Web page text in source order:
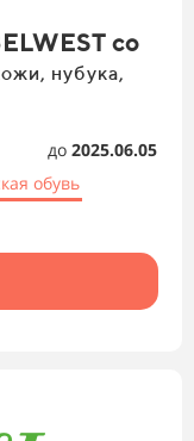
со
нубука,
до 2025.06.05
обувь